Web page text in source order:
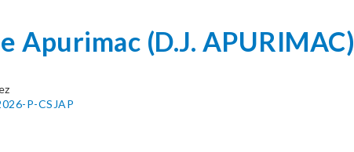
Apurimac (D.J. APURIMAC)
P-CSJAP